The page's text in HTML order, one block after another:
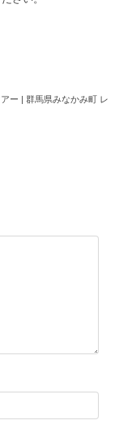
ー | 群馬県みなかみ町 レ